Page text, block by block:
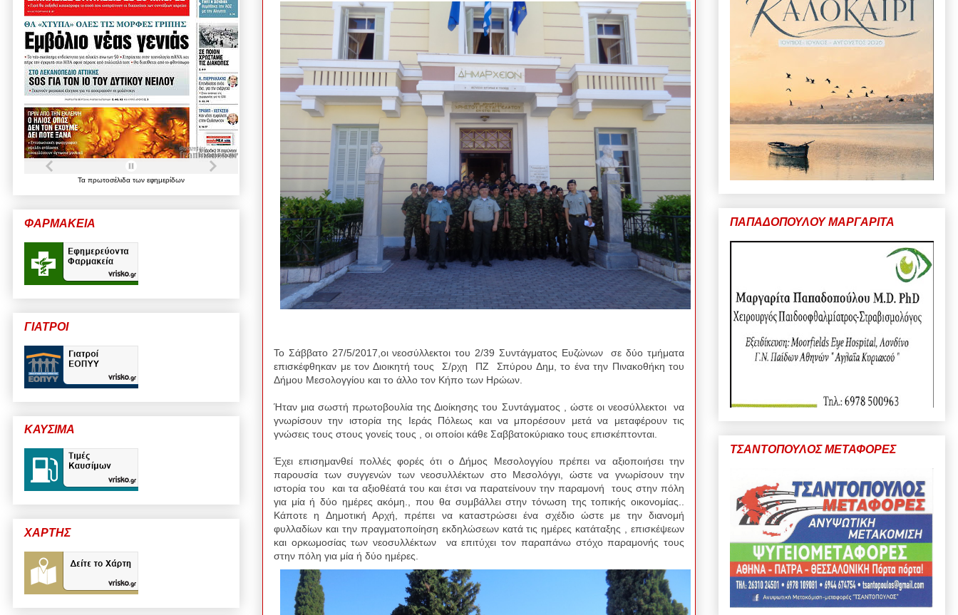
Το Σάββατο 27/5/2017,οι νεοσύλλεκτοι του 2/39 Συντάγματος Ευζώνων σε δύο τμήματα
επισκέφθηκαν με τον Διοικητή τους Σ/ρχη ΠΖ Σπύρου Δημ, το ένα την Πινακοθήκη του
Δήμου Μεσολογγίου και το άλλο τον Κήπο των Ηρώων.
Ήταν μια σωστή πρωτοβουλία της Διοίκησης του Συντάγματος , ώστε οι νεοσύλλεκτοι να
γνωρίσουν την ιστορία της Ιεράς Πόλεως και να μπορέσουν μετά να μεταφέρουν τις
γνώσεις τους στους γονείς τους , οι οποίοι κάθε Σαββατοκύριακο τους επισκέπτονται.
Έχει επισημανθεί πολλές φορές ότι ο Δήμος Μεσολογγίου πρέπει να αξιοποιήσει την
παρουσία των συγγενών των νεοσυλλέκτων στο Μεσολόγγι, ώστε να γνωρίσουν την
ιστορία του και τα αξιοθέατά του και έτσι να παρατείνουν την παραμονή τους στην πόλη
για μία ή δύο ημέρες ακόμη., που θα συμβάλλει στην τόνωση της τοπικής οικονομίας..
Κάποτε η Δημοτική Αρχή, πρέπει να καταστρώσει ένα σχέδιο ώστε με την διανομή
φυλλαδίων και την πραγματοποίηση εκδηλώσεων κατά τις ημέρες κατάταξης , επισκέψεων
και ορκωμοσίας των νεοσυλλέκτων να επιτύχει τον παραπάνω στόχο παραμονής τους
στην πόλη για μία ή δύο ημέρες.
Τα πρωτοσέλιδα των εφημερίδων
ΦΑΡΜΑΚΕΙΑ
ΓΙΑΤΡΟΙ
ΚΑΥΣΙΜΑ
ΧΑΡΤΗΣ
ΠΑΠΑΔΟΠΟΥΛΟΥ ΜΑΡΓΑΡΙΤΑ
ΤΣΑΝΤΟΠΟΥΛΟΣ ΜΕΤΑΦΟΡΕΣ